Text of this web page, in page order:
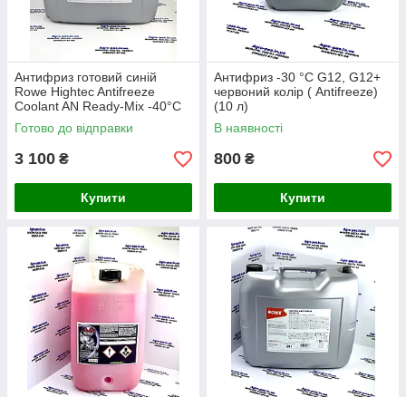
Антифриз готовий синій
Rowe Hightec Antifreeze
Coolant AN Ready-Mix -40°C
G11, 20л
Готово до відправки
3 100 ₴
Купити
Антифриз -30 °C G12, G12+
червоний колір ( Antifreeze)
(10 л)
В наявності
800 ₴
Купити